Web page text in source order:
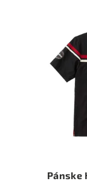
Pánske